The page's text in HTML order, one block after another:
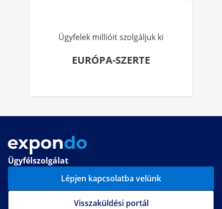
Ügyfelek millióit szolgáljuk ki
EURÓPA-SZERTE
Ügyfélszolgálat
Lépjen kapcsolatba velünk
Visszaküldési portál